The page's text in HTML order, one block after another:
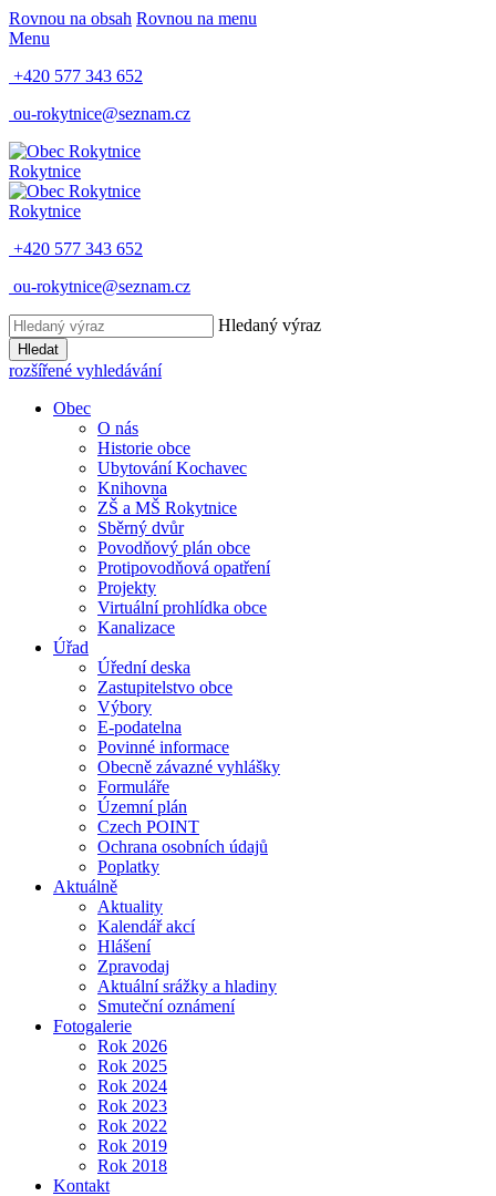
Rovnou na obsah Rovnou na menu
Menu
+420 577 343 652
ou-rokytnice@seznam.cz
Rokytnice
Rokytnice
+420 577 343 652
ou-rokytnice@seznam.cz
Hledaný výraz
Hledat
rozšířené vyhledávání
Obec
O nás
Historie obce
Ubytování Kochavec
Knihovna
ZŠ a MŠ Rokytnice
Sběrný dvůr
Povodňový plán obce
Protipovodňová opatření
Projekty
Virtuální prohlídka obce
Kanalizace
Úřad
Úřední deska
Zastupitelstvo obce
Výbory
E-podatelna
Povinné informace
Obecně závazné vyhlášky
Formuláře
Územní plán
Czech POINT
Ochrana osobních údajů
Poplatky
Aktuálně
Aktuality
Kalendář akcí
Hlášení
Zpravodaj
Aktuální srážky a hladiny
Smuteční oznámení
Fotogalerie
Rok 2026
Rok 2025
Rok 2024
Rok 2023
Rok 2022
Rok 2019
Rok 2018
Kontakt